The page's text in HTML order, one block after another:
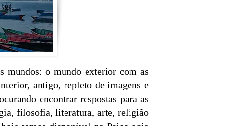
mundos: o mundo exterior com as
antigo, repleto de imagens e
encontrar respostas para as
filosofia, literatura, arte, religião